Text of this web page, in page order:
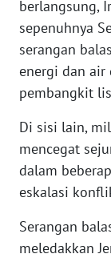
berlangsung,
sepenuhnya
serangan
energi dan air
pembangkit
Di sisi lain,
mencegat
dalam
eskalasi
Serangan
meledakkan
WN
PAPUA
WN
PAPUA
WN
RIAU
SERAMBI